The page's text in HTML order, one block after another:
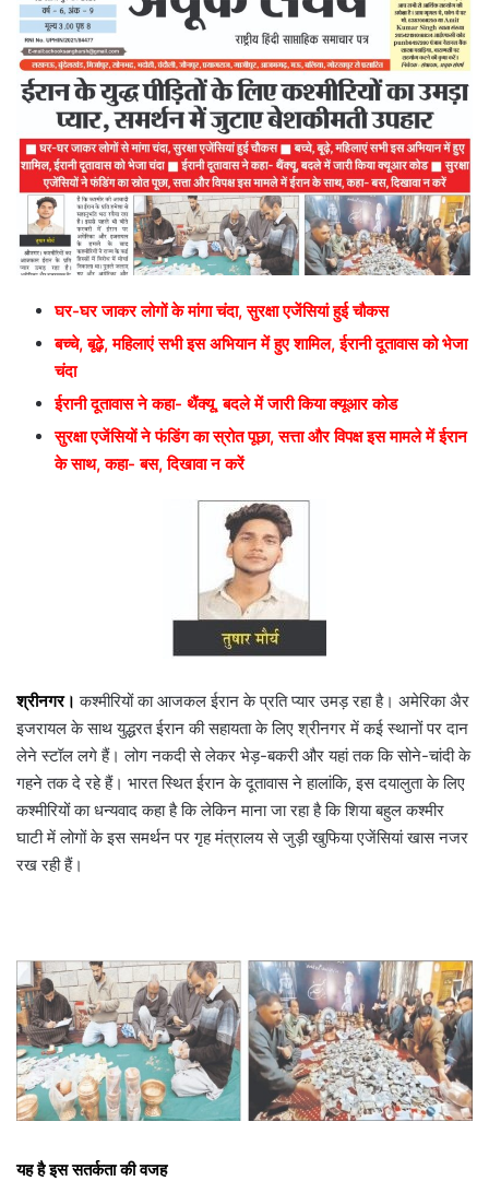
घर-घर जाकर लोगों के मांगा चंदा, सुरक्षा एजेंसियां हुई चौकस
बच्चे, बूढ़े, महिलाएं सभी इस अभियान में हुए शामिल, ईरानी दूतावास को भेजा
चंदा
ईरानी दूतावास ने कहा- थैंक्यू, बदले में जारी किया क्यूआर कोड
सुरक्षा एजेंसियों ने फंडिंग का स्रोत पूछा,सत्ता और विपक्ष इस मामले में ईरान
के साथ, कहा- बस, दिखावा न करें
श्रीनगर। कश्मीरियों का आजकल ईरान के प्रति प्यार उमड़ रहा है। अमेरिका अैर
इजरायल के साथ युद्धरत ईरान की सहायता के लिए श्रीनगर में कई स्थानों पर दान
लेने स्टॉल लगे हैं। लोग नकदी से लेकर भेड़-बकरी और यहां तक कि सोने-चांदी के
गहने तक दे रहे हैं। भारत स्थित ईरान के दूतावास ने हालांकि, इस दयालुता के लिए
कश्मीरियों का धन्यवाद कहा है कि लेकिन माना जा रहा है कि शिया बहुल कश्मीर
घाटी में लोगों के इस समर्थन पर गृह मंत्रालय से जुड़ी खुफिया एजेंसियां खास नजर
रख रही हैं।
यह है इस सतर्कता की वजह